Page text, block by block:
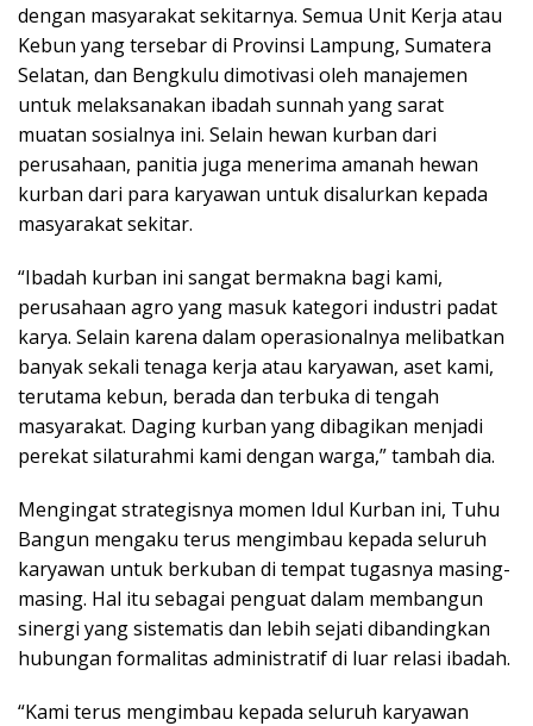
dengan masyarakat sekitarnya. Semua Unit Kerja atau
Kebun yang tersebar di Provinsi Lampung, Sumatera
Selatan, dan Bengkulu dimotivasi oleh manajemen
untuk melaksanakan ibadah sunnah yang sarat
muatan sosialnya ini. Selain hewan kurban dari
perusahaan, panitia juga menerima amanah hewan
kurban dari para karyawan untuk disalurkan kepada
masyarakat sekitar.
“Ibadah kurban ini sangat bermakna bagi kami,
perusahaan agro yang masuk kategori industri padat
karya. Selain karena dalam operasionalnya melibatkan
banyak sekali tenaga kerja atau karyawan, aset kami,
terutama kebun, berada dan terbuka di tengah
masyarakat. Daging kurban yang dibagikan menjadi
perekat silaturahmi kami dengan warga,” tambah dia.
Mengingat strategisnya momen Idul Kurban ini, Tuhu
Bangun mengaku terus mengimbau kepada seluruh
karyawan untuk berkuban di tempat tugasnya masing-
masing. Hal itu sebagai penguat dalam membangun
sinergi yang sistematis dan lebih sejati dibandingkan
hubungan formalitas administratif di luar relasi ibadah.
“Kami terus mengimbau kepada seluruh karyawan